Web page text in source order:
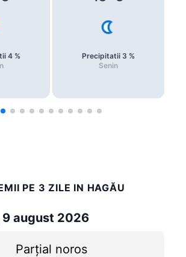
4 %
Precipitatii 3 %
Senin
PE 3 ZILE IN HAGĂU
9 august 2026
Parțial noros